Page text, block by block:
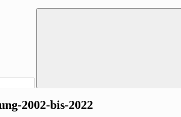
2002-bis-2022